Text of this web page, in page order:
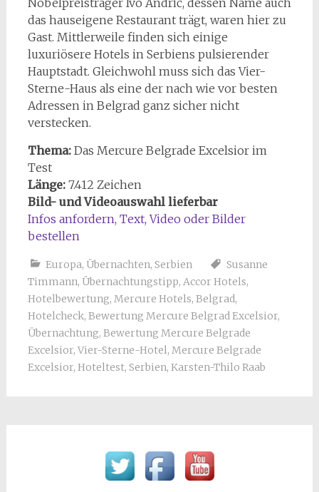
Nobelpreisträger Ivo Andrić, dessen Name auch
das hauseigene Restaurant trägt, waren hier zu
Gast. Mittlerweile finden sich einige
luxuriösere Hotels in Serbiens pulsierender
Hauptstadt. Gleichwohl muss sich das Vier-
Sterne-Haus als eine der nach wie vor besten
Adressen in Belgrad ganz sicher nicht
verstecken.
Thema: Das Mercure Belgrade Excelsior im
Test
Länge: 7.412 Zeichen
Bild- und Videoauswahl lieferbar
Infos anfordern, Text, Video oder Bilder
bestellen
Europa, Übernachten, Serbien
Susanne
Timmann, Übernachtungstipp, Accor Hotels,
Hotelbewertung, Mercure Hotels, Belgrad,
Hotelcheck, Bewertung Mercure Belgrad Excelsior,
Übernachtung, Bewertung Mercure Belgrade
Excelsior, Vier-Sterne-Hotel, Mercure Belgrade
Excelsior, Hoteltest, Serbien, Karsten-Thilo Raab